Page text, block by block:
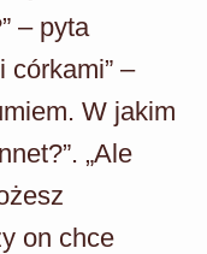
– pyta
córkami” –
W jakim
„Ale
on chce